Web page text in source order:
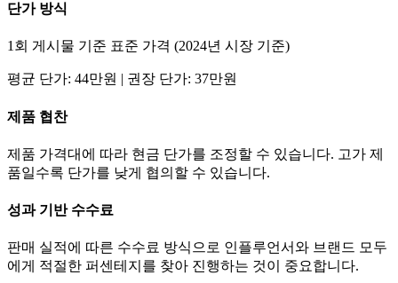
단가방식
1회 게시물 기준 표준 가격 (2024년 시장 기준)
평균 단가: 44만원 | 권장 단가: 37만원
제품 협찬
제품 가격대에 따라 현금 단가를 조정할 수 있습니다. 고가 제
품일수록 단가를 낮게 협의할 수 있습니다.
성과 기반 수수료
판매 실적에 따른 수수료 방식으로 인플루언서와 브랜드 모두
에게 적절한 퍼센테지를 찾아 진행하는 것이 중요합니다.